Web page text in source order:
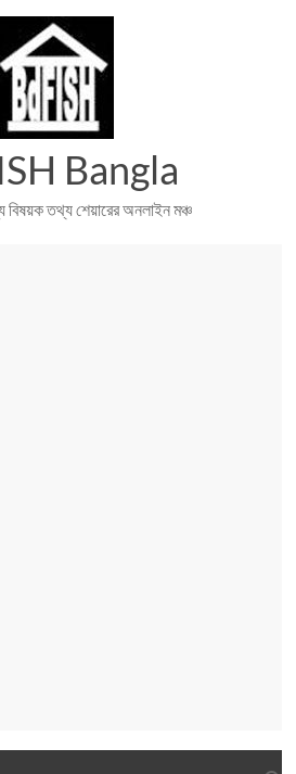
Bangla
বিষয়ক তথ্য শেয়ারের অনলাইন মঞ্চ